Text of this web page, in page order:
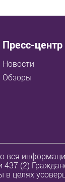
Пресс-центр
Новости
Обзоры
(2)
целях